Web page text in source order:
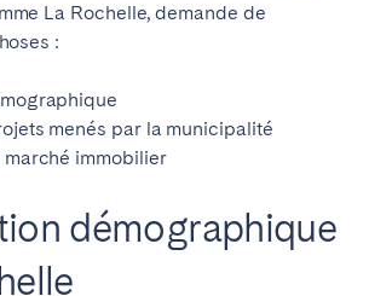
La Rochelle, demande de
:
menés par la municipalité
marché immobilier
démographique